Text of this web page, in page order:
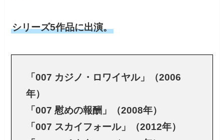
シリーズ5作品に出演。
「007 カジノ・ロワイヤル」（2006
年）
「007 慰めの報酬」（2008年）
「007 スカイフォール」（2012年）